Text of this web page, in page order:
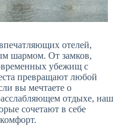
отелей,
шармом. От замков,
убежищ с
превращают любой
вы мечтаете о
отдыхе, наш
сочетают в себе